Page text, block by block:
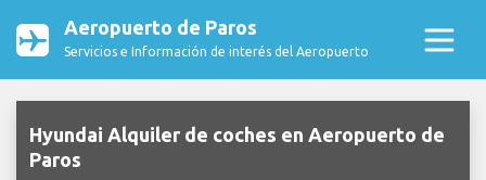
Aeropuerto de Paros
Servicios e Información de interés del Aeropuerto
Hyundai Alquiler de coches en Aeropuerto de
Paros